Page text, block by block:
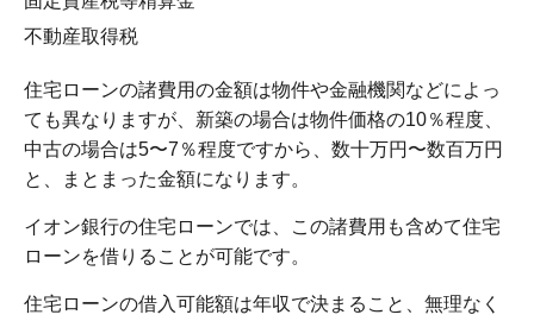
不動産取得税
住宅ローンの諸費用の金額は物件や金融機関などによっ
ても異なりますが、新築の場合は物件価格の10％程度、
中古の場合は5〜7％程度ですから、数十万円〜数百万円
と、まとまった金額になります。
イオン銀行の住宅ローンでは、この諸費用も含めて住宅
ローンを借りることが可能です。
住宅ローンの借入可能額は年収で決まること、無理なく